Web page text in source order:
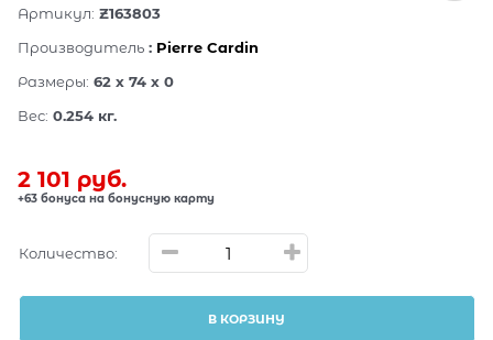
Артикул: Z163803
Производитель : Pierre Cardin
Размеры: 62 x 74 x 0
Вес: 0.254 кг.
2 101 руб.
+63 бонуса на бонусную карту
Количество:
В КОРЗИНУ